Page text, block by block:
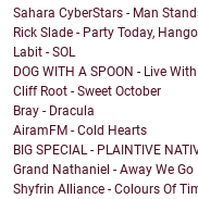
Sahara CyberStars - Man
Rick Slade - Party Today,
Labit - SOL
DOG WITH A SPOON - Live
Cliff Root - Sweet October
Bray - Dracula
AiramFM - Cold Hearts
BIG SPECIAL - PLAINTIVE
Grand Nathaniel - Away We Go
Shyfrin Alliance - Colours Of